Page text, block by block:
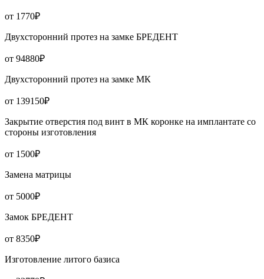
от 1770₽
Двухсторонний протез на замке БРЕДЕНТ
от 94880₽
Двухсторонний протез на замке МК
от 139150₽
Закрытие отверстия под винт в МК коронке на имплантате со
стороны изготовления
от 1500₽
Замена матрицы
от 5000₽
Замок БРЕДЕНТ
от 8350₽
Изготовление литого базиса